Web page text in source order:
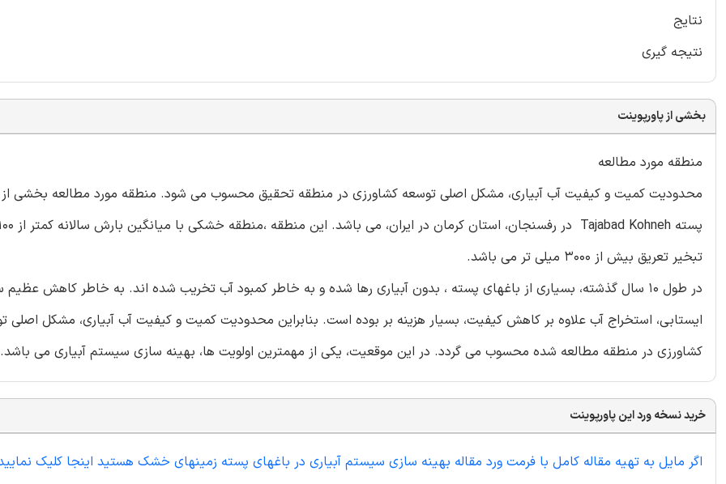
نتایج
نتیجه گیری
بخشی از پاورپوینت
منطقه مورد مطالعه
محدودیت کمیت و کیفیت آب آبیاری، مشکل اصلی توسعه کشاورزی در منطقه تحقیق محسوب می شود. منطقه مورد مطالعه بخشی از
تبخیر تعریق بیش از 3000 میلی تر می باشد.
در طول 10 سال گذشته، بسیاری از باغهای پسته ، بدون آبیاری رها شده و به خاطر کمبود آب تخریب شده اند. به خاطر کاهش
ایستابی، استخراج آب علاوه بر کاهش کیفیت، بسیار هزینه بر بوده است. بنابراین محدودیت کمیت و کیفیت آب آبیاری، مشکل اصلی
کشاورزی در منطقه مطالعه شده محسوب می گردد. در این موقعیت، یکی از مهمترین اولویت ها، بهینه سازی سیستم آبیاری می باشد.
خرید نسخه ورد این پاورپوینت
اگر مایل به تهیه مقاله کامل با فرمت ورد مقاله بهینه سازی سیستم آبیاری در باغهای پسته زمینهای خشک هستید اینجا کلیک